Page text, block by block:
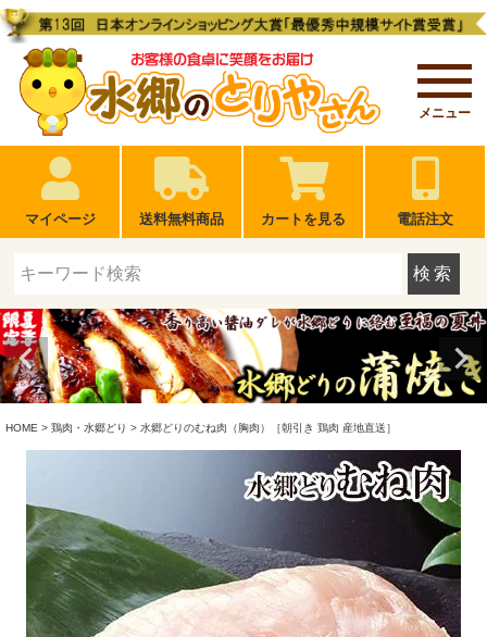
メニュー
マイページ 送料無料商品 カートを見る 電話注文
検索
HOME 鶏肉・水郷どり 水郷どりのむね肉（胸肉）［朝引き 鶏肉 産地直送］